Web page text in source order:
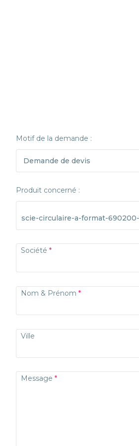
Motif de la demande :
Produit concerné :
Société
Nom & Prénom
Ville
Message